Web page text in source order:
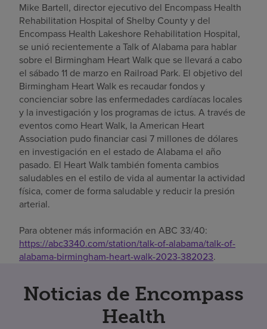
Mike Bartell, director ejecutivo del Encompass Health
Rehabilitation Hospital of Shelby County y del
Encompass Health Lakeshore Rehabilitation Hospital,
se unió recientemente a Talk of Alabama para hablar
sobre el Birmingham Heart Walk que se llevará a cabo
el sábado 11 de marzo en Railroad Park. El objetivo del
Birmingham Heart Walk es recaudar fondos y
concienciar sobre las enfermedades cardíacas locales
y la investigación y los programas de ictus. A través de
eventos como Heart Walk, la American Heart
Association pudo financiar casi 7 millones de dólares
en investigación en el estado de Alabama el año
pasado. El Heart Walk también fomenta cambios
saludables en el estilo de vida al aumentar la actividad
física, comer de forma saludable y reducir la presión
arterial.
Para obtener más información en ABC 33/40:
https://abc3340.com/station/talk-of-alabama/talk-of-
alabama-birmingham-heart-walk-2023-382023.
Noticias de Encompass
Health